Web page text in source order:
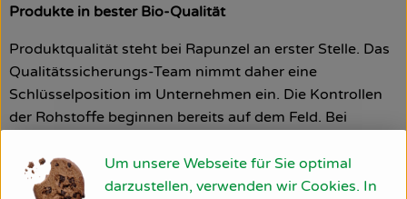
Produkte in bester Bio-Qualität
Produktqualität steht bei Rapunzel an erster Stelle. Das
Qualitätssicherungs-Team nimmt daher eine
Schlüsselposition im Unternehmen ein. Die Kontrollen
der Rohstoffe beginnen bereits auf dem Feld. Bei
beprobt. Zusätzlich werden sie durch anerkannte
externe Labors unabhängig analysiert.
Um unsere Webseite für Sie optimal
darzustellen, verwenden wir Cookies. In